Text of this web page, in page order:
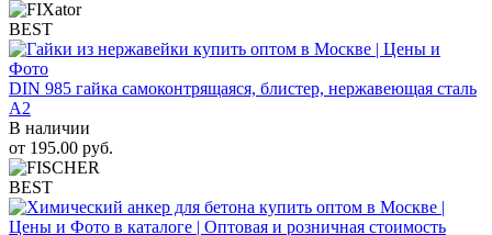
BEST
DIN 985 гайка самоконтрящаяся, блистер, нержавеющая сталь
A2
В наличии
от 195.00 руб.
BEST